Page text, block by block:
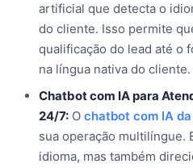
artificial que detecta o
do cliente. Isso permite
qualificação do lead até o
na língua nativa do cliente.
Chatbot com IA para
24/7: O chatbot com IA
sua operação multilíngue.
idioma, mas também